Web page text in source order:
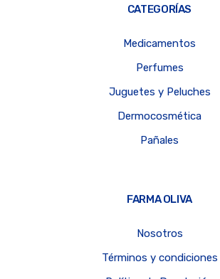
CATEGORÍAS
Medicamentos
Perfumes
Juguetes y Peluches
Dermocosmética
Pañales
FARMA OLIVA
Nosotros
Términos y condiciones